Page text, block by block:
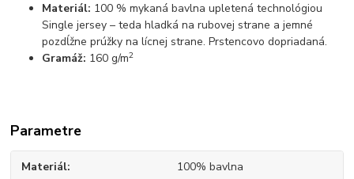
Materiál: 100 % mykaná bavlna upletená technológiou
Single jersey – teda hladká na rubovej strane a jemné
pozdĺžne prúžky na lícnej strane. Prstencovo dopriadaná.
Gramáž: 160 g/m2
Parametre
Materiál 100% bavlna